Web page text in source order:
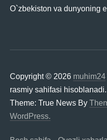
MUHIM24
O`zbekiston va dunyoning
Copyright © 2026 muhim24
rasmiy sahifasi hisoblanadi.
Theme: True News By
WordPress.